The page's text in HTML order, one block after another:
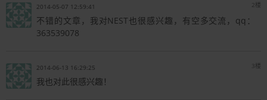
2014-05-07 12:59:41 2楼
不错的文章，我对NEST也很感兴趣，有空多交流，qq：
363539078
2014-06-13 16:29:25 3楼
我也对此很感兴趣！